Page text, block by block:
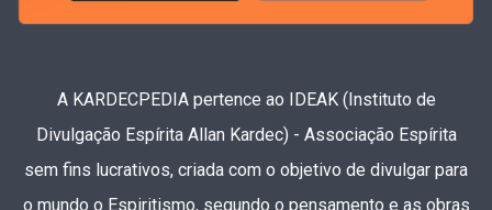
A KARDECPEDIA pertence ao IDEAK (Instituto de
Divulgação Espírita Allan Kardec) - Associação Espírita
sem fins lucrativos, criada com o objetivo de divulgar para
o mundo o Espiritismo, segundo o pensamento e as obras